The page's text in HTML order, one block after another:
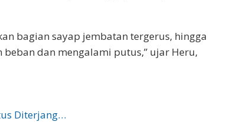
bagian sayap jembatan tergerus, hingga
dan mengalami putus,” ujar Heru,
Diterjang…